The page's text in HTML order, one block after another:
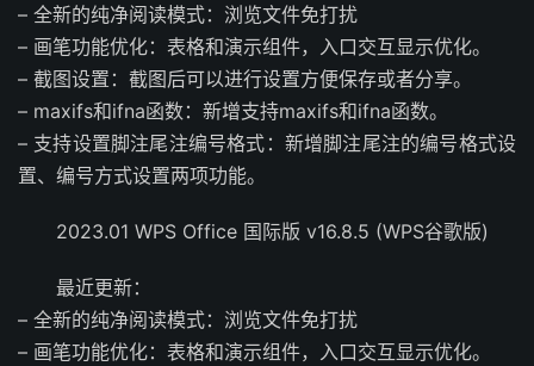
– 全新的纯净阅读模式：浏览文件免打扰
– 画笔功能优化：表格和演示组件，入口交互显示优化。
– 截图设置：截图后可以进行设置方便保存或者分享。
– maxifs和ifna函数：新增支持maxifs和ifna函数。
– 支持设置脚注尾注编号格式：新增脚注尾注的编号格式设
置、编号方式设置两项功能。
2023.01 WPS Office 国际版 v16.8.5 (WPS谷歌版)
最近更新：
– 全新的纯净阅读模式：浏览文件免打扰
– 画笔功能优化：表格和演示组件，入口交互显示优化。